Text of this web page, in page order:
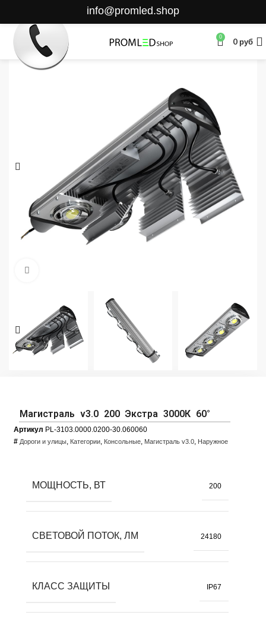
info@promled.shop
0 0руб
Магистраль v3.0 200 Экстра 3000К 60°
Артикул PL-3103.0000.0200-30.060060
# Дороги и улицы, Категории, Консольные, Магистраль v3.0, Наружное
МОЩНОСТЬ, ВТ 200
СВЕТОВОЙ ПОТОК, ЛМ 24180
КЛАСС ЗАЩИТЫ IP67